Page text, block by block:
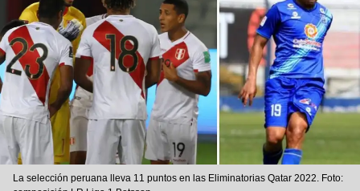
La selección peruana lleva 11 puntos en las Eliminatorias Qatar 2022. Foto: